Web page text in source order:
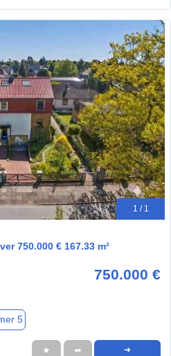
1 / 1
750.000 € 167.33 m²
750.000 €
5
★ ➦ ➜